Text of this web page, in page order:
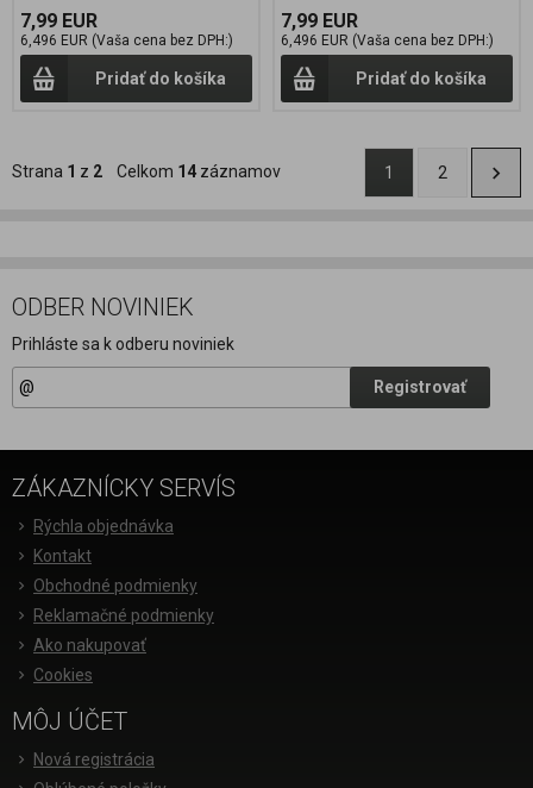
7,99 EUR
6,496 EUR (Vaša cena bez DPH:)
Pridať do košíka
7,99 EUR
6,496 EUR (Vaša cena bez DPH:)
Pridať do košíka
Strana 1 z 2 Celkom 14 záznamov 1 2
ODBER NOVINIEK
Prihláste sa k odberu noviniek
Registrovať
ZÁKAZNÍCKY SERVÍS
Rýchla objednávka
Kontakt
Obchodné podmienky
Reklamačné podmienky
Ako nakupovať
Cookies
MÔJ ÚČET
Nová registrácia